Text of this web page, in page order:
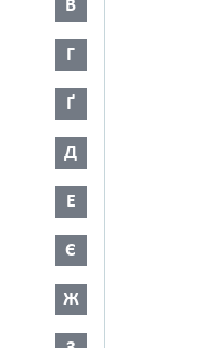
В
Г
Ґ
Д
Е
Є
Ж